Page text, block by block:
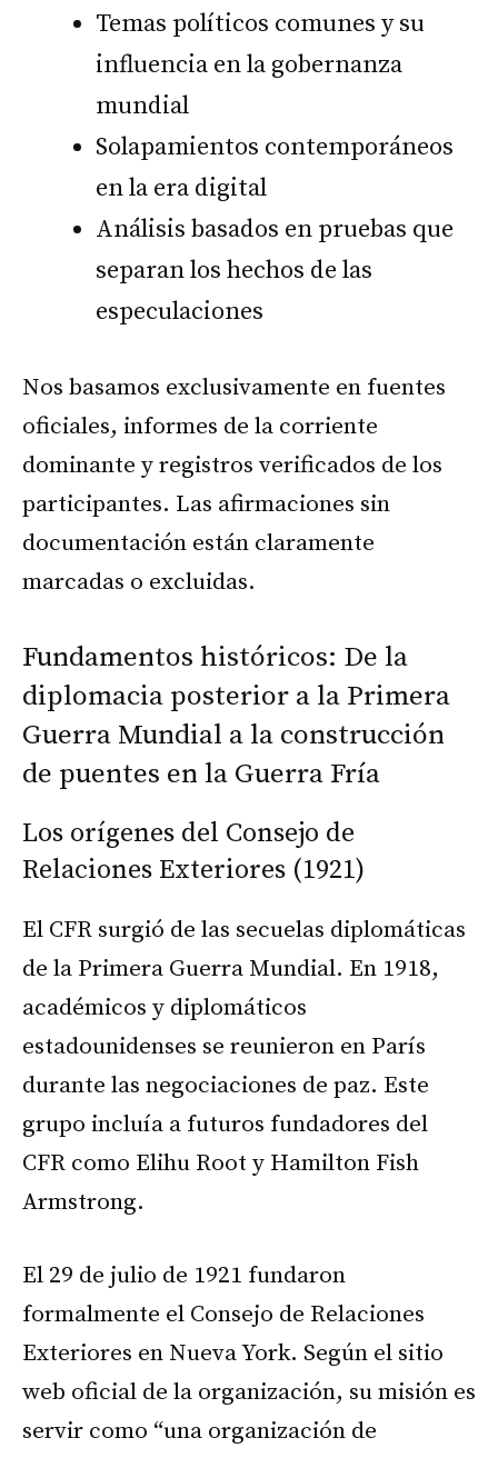
Temas políticos comunes y su
influencia en la gobernanza
mundial
Solapamientos contemporáneos
en la era digital
Análisis basados en pruebas que
separan los hechos de las
especulaciones
Nos basamos exclusivamente en fuentes
oficiales, informes de la corriente
dominante y registros verificados de los
participantes. Las afirmaciones sin
documentación están claramente
marcadas o excluidas.
Fundamentos históricos: De la
diplomacia posterior a la Primera
Guerra Mundial a la construcción
de puentes en la Guerra Fría
Los orígenes del Consejo de
Relaciones Exteriores (1921)
El CFR surgió de las secuelas diplomáticas
de la Primera Guerra Mundial. En 1918,
académicos y diplomáticos
estadounidenses se reunieron en París
durante las negociaciones de paz. Este
grupo incluía a futuros fundadores del
CFR como Elihu Root y Hamilton Fish
Armstrong.
El 29 de julio de 1921 fundaron
formalmente el Consejo de Relaciones
Exteriores en Nueva York. Según el sitio
web oficial de la organización, su misión es
servir como “una organización de